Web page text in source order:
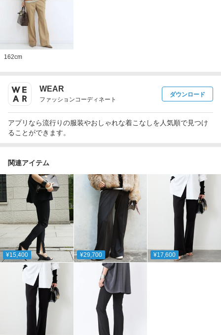
162cm
WEAR
ファッションコーディネート
ダウンロード
アプリなら流行りの服装やおしゃれな着こなしを人気順で見つけ
ることができます。
関連アイテム
¥15,400 ¥29,700 ¥17,600